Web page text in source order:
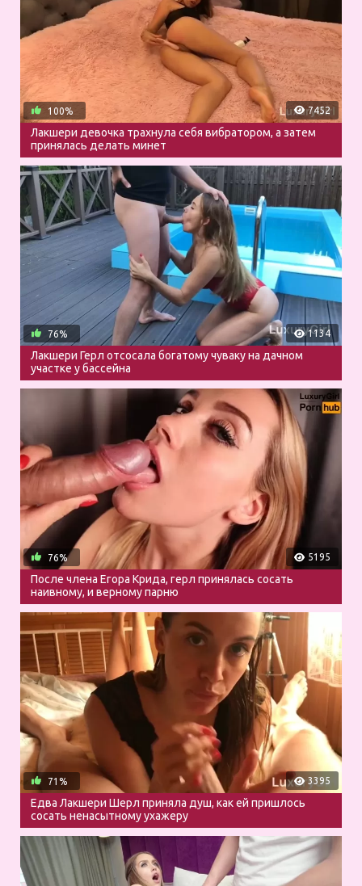
7452
100%
Лакшери девочка трахнула себя вибратором, а затем
принялась делать минет
1134
76%
Лакшери Герл отсосала богатому чуваку на дачном
участке у бассейна
5195
76%
После члена Егора Крида, герл принялась сосать
наивному, и верному парню
3395
71%
Едва Лакшери Шерл приняла душ, как ей пришлось
сосать ненасытному ухажеру